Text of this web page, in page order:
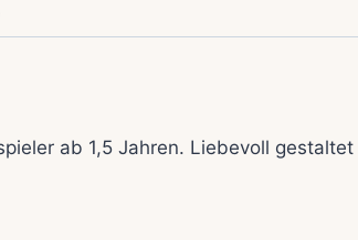
ab 1,5 Jahren. Liebevoll